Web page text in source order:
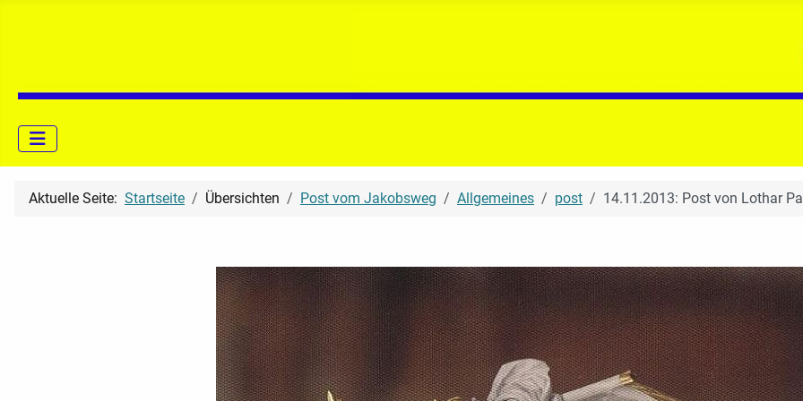
Aktuelle Seite: Startseite Übersichten Post vom Jakobsweg Allgemeines post 14.11.2013: Post von Lothar